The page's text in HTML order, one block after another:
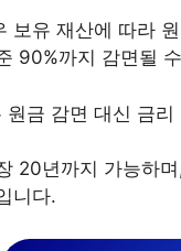
보유 재산에 따라
90%까지 감면될
원금 감면 대신 금
20년까지 가능하
니다.